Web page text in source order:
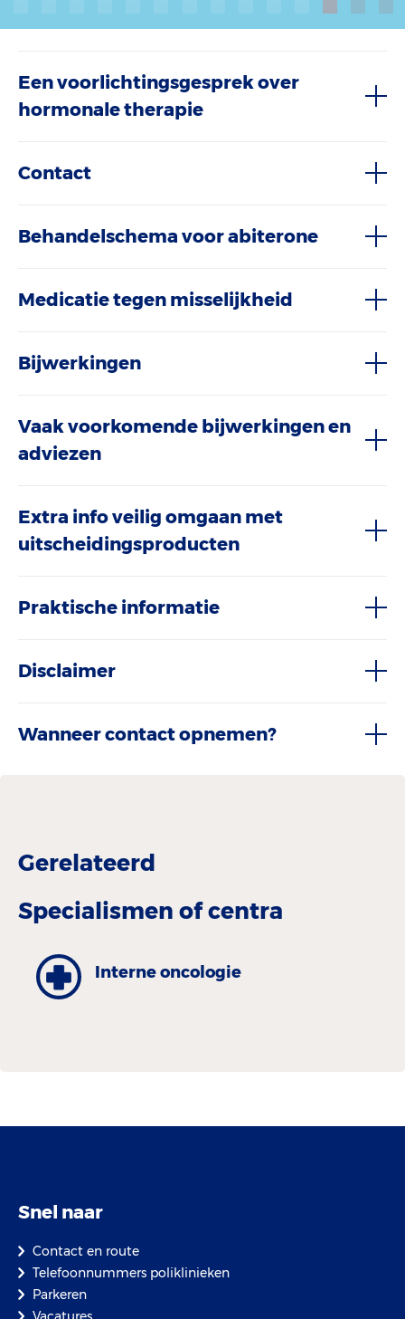
Een voorlichtingsgesprek over
hormonale therapie
Contact
Behandelschema voor abiterone
Medicatie tegen misselijkheid
Bijwerkingen
Vaak voorkomende bijwerkingen en
adviezen
Extra info veilig omgaan met
uitscheidingsproducten
Praktische informatie
Disclaimer
Wanneer contact opnemen?
Gerelateerd
Specialismen of centra
Interne oncologie
Snel naar
Contact en route
Telefoonnummers poliklinieken
Parkeren